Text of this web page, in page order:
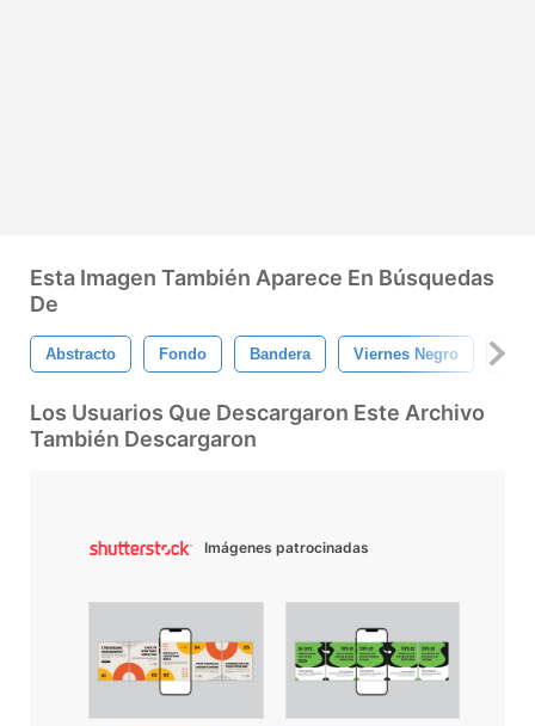
Esta Imagen También Aparece En Búsquedas
De
Abstracto Fondo Bandera Viernes Negro
Los Usuarios Que Descargaron Este Archivo
También Descargaron
Imágenes patrocinadas